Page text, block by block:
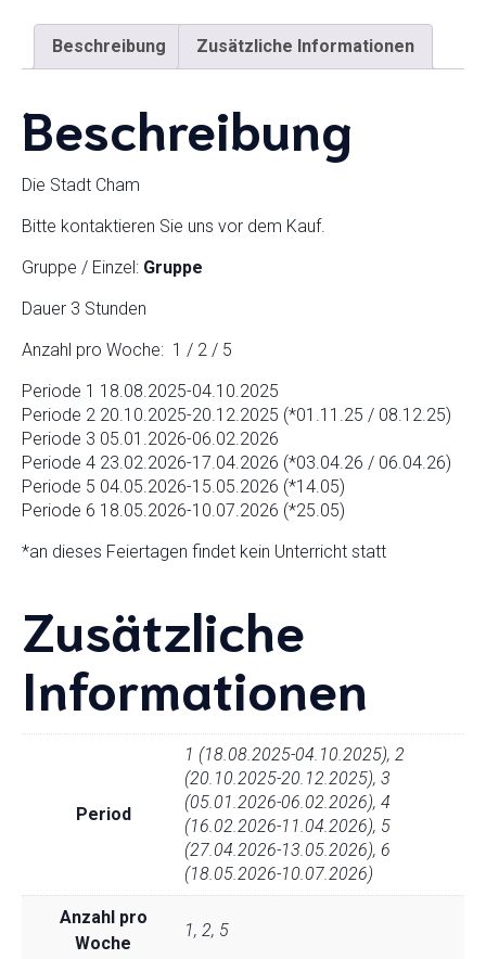
Beschreibung Zusätzliche Informationen
Beschreibung
Die Stadt Cham
Bitte kontaktieren Sie uns vor dem Kauf.
Gruppe / Einzel: Gruppe
Dauer 3 Stunden
Anzahl pro Woche: 1 / 2 / 5
Periode 1 18.08.2025-04.10.2025
Periode 2 20.10.2025-20.12.2025 (*01.11.25 / 08.12.25)
Periode 3 05.01.2026-06.02.2026
Periode 4 23.02.2026-17.04.2026 (*03.04.26 / 06.04.26)
Periode 5 04.05.2026-15.05.2026 (*14.05)
Periode 6 18.05.2026-10.07.2026 (*25.05)
*an dieses Feiertagen findet kein Unterricht statt
Zusätzliche
Informationen
Period
1 (18.08.2025-04.10.2025), 2
(20.10.2025-20.12.2025), 3
(05.01.2026-06.02.2026), 4
(16.02.2026-11.04.2026), 5
(27.04.2026-13.05.2026), 6
(18.05.2026-10.07.2026)
Anzahl pro
Woche
1, 2, 5